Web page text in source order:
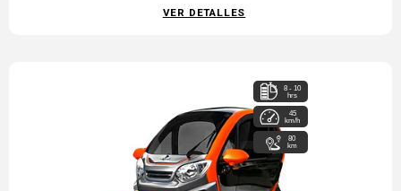
VER DETALLES
8 - 10
hrs
45
km/h
80
km